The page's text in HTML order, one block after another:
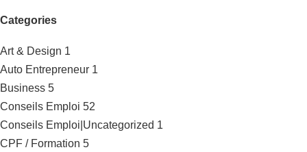
Categories
Art & Design 1
Auto Entrepreneur 1
Business 5
Conseils Emploi 52
Conseils Emploi|Uncategorized 1
CPF / Formation 5